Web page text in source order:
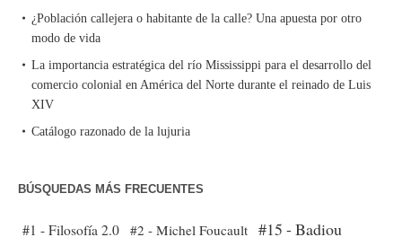
¿Población callejera o habitante de la calle? Una apuesta por otro
modo de vida
La importancia estratégica del río Mississippi para el desarrollo del
comercio colonial en América del Norte durante el reinado de Luis
XIV
Catálogo razonado de la lujuria
BÚSQUEDAS MÁS FRECUENTES
#1 - Filosofía 2.0 #2 - Michel Foucault #15 - Badiou